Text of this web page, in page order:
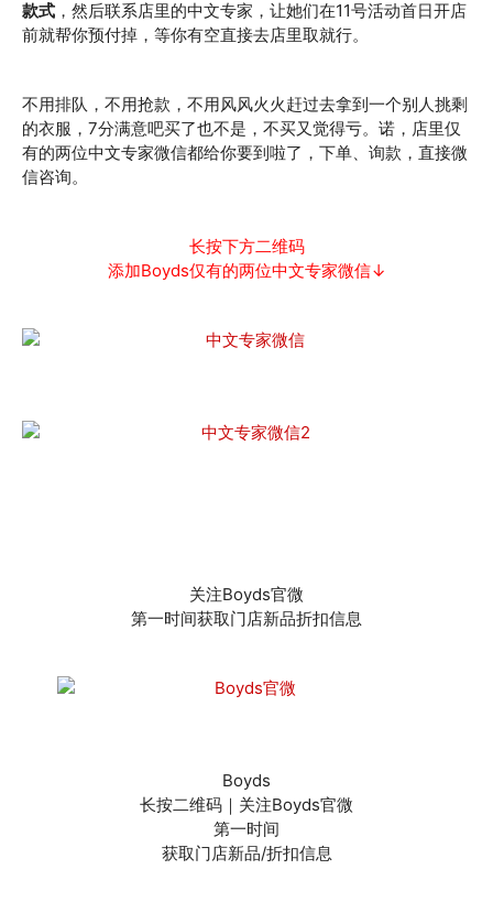
款式 ，然后联系店里的中文专家，让她们在11号活动首日开店
前就帮你预付掉，等你有空直接去店里取就行。
不用排队，不用抢款，不用风风火火赶过去拿到一个别人挑剩
的衣服，7分满意吧买了也不是，不买又觉得亏。诺，店里仅
有的两位中文专家微信都给你要到啦了，下单、询款，直接微
信咨询。
长按下方二维码
添加Boyds仅有的两位中文专家微信↓
关注Boyds官微
第一时间获取门店新品折扣信息
Boyds
长按二维码｜关注Boyds官微
第一时间
获取门店新品/折扣信息